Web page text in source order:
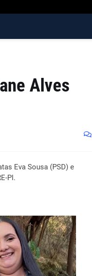
Alves
Eva Sousa (PSD) e
PI.